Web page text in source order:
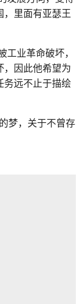
，里面有亚瑟王
工业革命破坏，
，因此他希望为
务远不止于描绘
梦，关于不曾存